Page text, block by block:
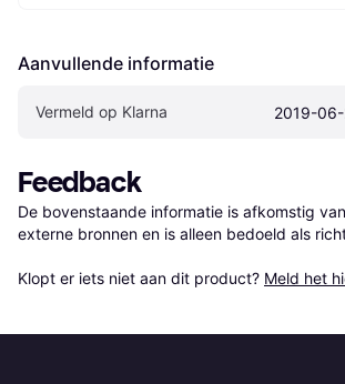
Aanvullende informatie
Vermeld op Klarna 2019-
Feedback
De bovenstaande informatie is afkomstig
externe bronnen en is alleen bedoeld als
Klopt er iets niet aan dit product? Meld het